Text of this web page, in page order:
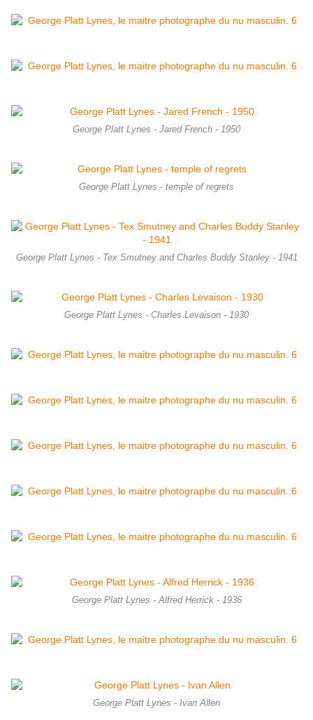
George Platt Lynes - Jared French - 1950
George Platt Lynes - temple of regrets
George Platt Lynes - Tex Smutney and Charles Buddy Stanley - 1941
George Platt Lynes - Charles Levaison - 1930
George Platt Lynes - Alfred Herrick - 1936
George Platt Lynes - Ivan Allen